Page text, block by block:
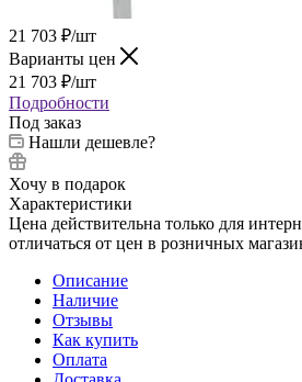
21 703 ₽/шт
Варианты цен
21 703 ₽/шт
Подробности
Под заказ
Нашли дешевле?
Хочу в подарок
Характеристики
Цена действительна только для
отличаться от цен в розничных
Описание
Наличие
Отзывы
Как купить
Оплата